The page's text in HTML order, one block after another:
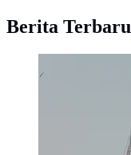
Berita Terbaru